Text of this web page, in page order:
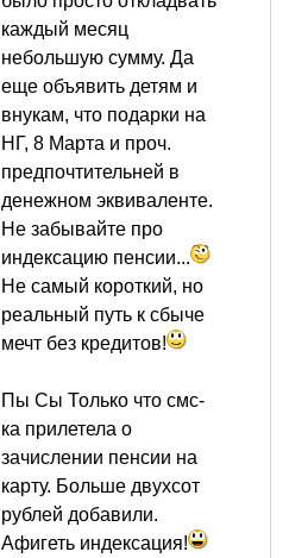
каждый месяц
небольшую сумму. Да
еще объявить детям и
внукам, что подарки на
НГ, 8 Марта и проч.
предпочтительней в
денежном эквиваленте.
Не забывайте про
индексацию пенсии...
Не самый короткий, но
реальный путь к сбыче
мечт без кредитов!
Пы Сы Только что смс-
ка прилетела о
зачислении пенсии на
карту. Больше двухсот
рублей добавили.
Афигеть индексация!